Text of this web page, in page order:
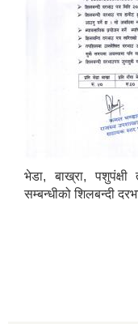
भेडा, बाख्रा,
सम्बन्धीको शिलबन्दी